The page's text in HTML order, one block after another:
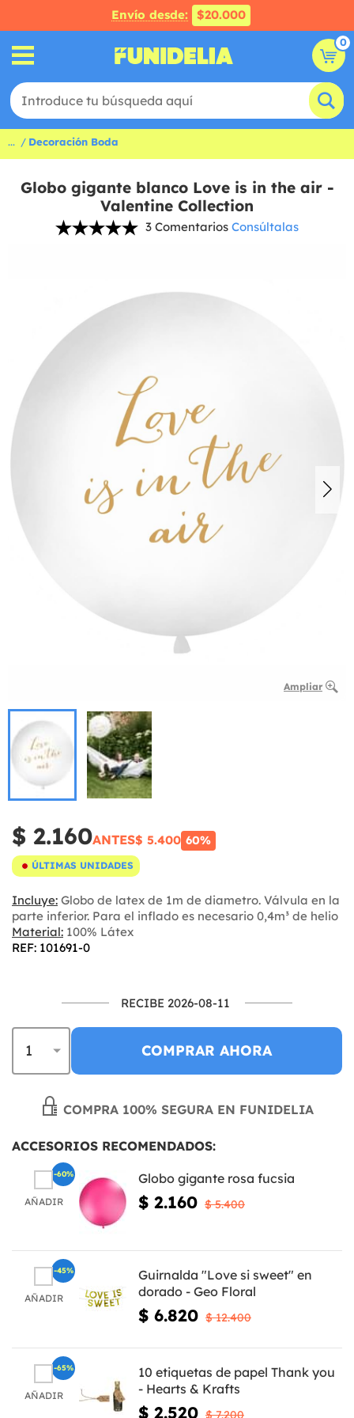
Envío desde: $20.000
0
... Decoración Boda
Globo gigante blanco Love is in the air -
Valentine Collection
3 Comentarios Consúltalas
Ampliar
$ 2.160ANTES$ 5.400 60%
ÚLTIMAS UNIDADES
Incluye: Globo de latex de 1m de diametro. Válvula en la
parte inferior. Para el inflado es necesario 0,4m³ de helio
Material: 100% Látex
REF: 101691-0
RECIBE 2026-08-11
COMPRAR AHORA
COMPRA 100% SEGURA EN FUNIDELIA
ACCESORIOS RECOMENDADOS:
AÑADIR
Globo gigante rosa fucsia
$ 2.160 $ 5.400
-60%
AÑADIR
Guirnalda "Love si sweet" en
dorado - Geo Floral
$ 6.820 $ 12.400
-45%
AÑADIR
10 etiquetas de papel Thank you
- Hearts & Krafts
$ 2.520 $ 7.200
-65%